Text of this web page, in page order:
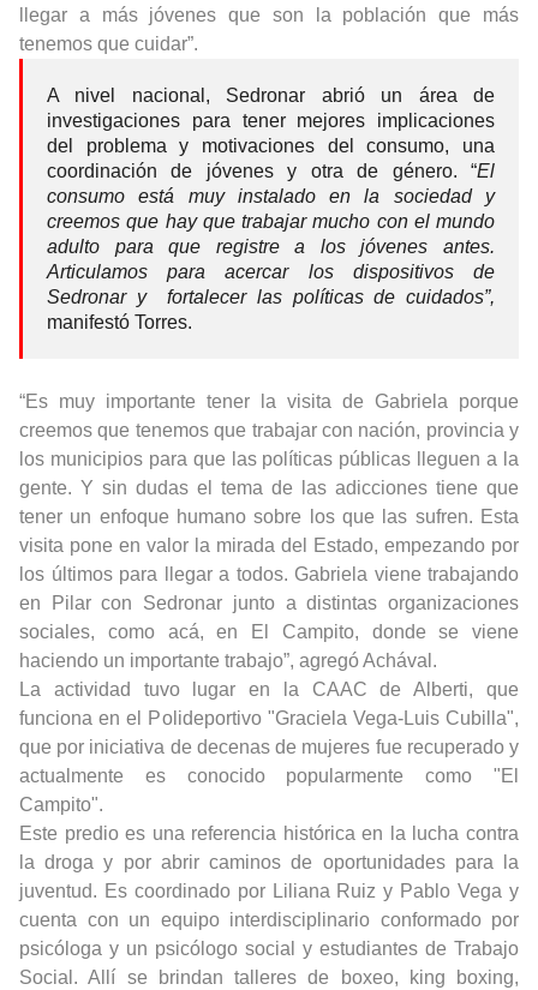
llegar a más jóvenes que son la población que más
tenemos que cuidar”.
A nivel nacional, Sedronar abrió un área de
investigaciones para tener mejores implicaciones
del problema y motivaciones del consumo, una
coordinación de jóvenes y otra de género. “El
consumo está muy instalado en la sociedad y
creemos que hay que trabajar mucho con el mundo
adulto para que registre a los jóvenes antes.
Articulamos para acercar los dispositivos de
Sedronar y fortalecer las políticas de cuidados”,
manifestó Torres.
“Es muy importante tener la visita de Gabriela porque
creemos que tenemos que trabajar con nación, provincia y
los municipios para que las políticas públicas lleguen a la
gente. Y sin dudas el tema de las adicciones tiene que
tener un enfoque humano sobre los que las sufren. Esta
visita pone en valor la mirada del Estado, empezando por
los últimos para llegar a todos. Gabriela viene trabajando
en Pilar con Sedronar junto a distintas organizaciones
sociales, como acá, en El Campito, donde se viene
haciendo un importante trabajo”, agregó Achával.
La actividad tuvo lugar en la CAAC de Alberti, que
funciona en el Polideportivo "Graciela Vega-Luis Cubilla",
que por iniciativa de decenas de mujeres fue recuperado y
actualmente es conocido popularmente como "El
Campito".
Este predio es una referencia histórica en la lucha contra
la droga y por abrir caminos de oportunidades para la
juventud. Es coordinado por Liliana Ruiz y Pablo Vega y
cuenta con un equipo interdisciplinario conformado por
psicóloga y un psicólogo social y estudiantes de Trabajo
Social. Allí se brindan talleres de boxeo, king boxing,